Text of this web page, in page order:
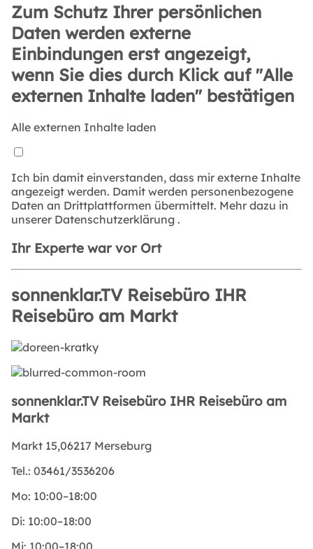
Zum Schutz Ihrer persönlichen
Daten werden externe
Einbindungen erst angezeigt,
wenn Sie dies durch Klick auf "Alle
externen Inhalte laden" bestätigen
Alle externen Inhalte laden
Ich bin damit einverstanden, dass mir externe Inhalte
angezeigt werden. Damit werden personenbezogene
Daten an Drittplattformen übermittelt. Mehr dazu in
unserer Datenschutzerklärung .
Ihr Experte war vor Ort
sonnenklar.TV Reisebüro IHR
Reisebüro am Markt
sonnenklar.TV Reisebüro IHR Reisebüro am
Markt
Markt 15,06217 Merseburg
Tel.: 03461/3536206
Mo: 10:00–18:00
Di: 10:00–18:00